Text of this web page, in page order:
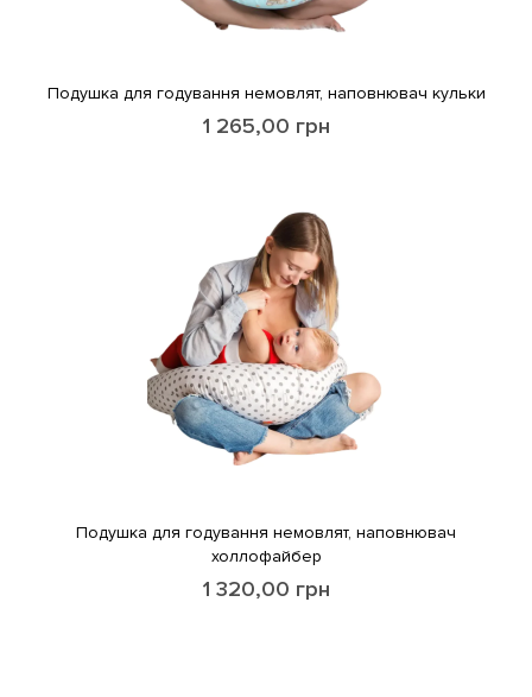
Подушка для годування немовлят, наповнювач кульки
1 265,00 грн
Подушка для годування немовлят, наповнювач
холлофайбер
1 320,00 грн